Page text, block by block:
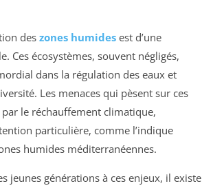
des zones humides est d’une
Ces écosystèmes, souvent négligés,
dans la régulation des eaux et
Les menaces qui pèsent sur ces
par le réchauffement climatique,
particulière, comme l’indique
humides méditerranéennes.
jeunes générations à ces enjeux, il existe